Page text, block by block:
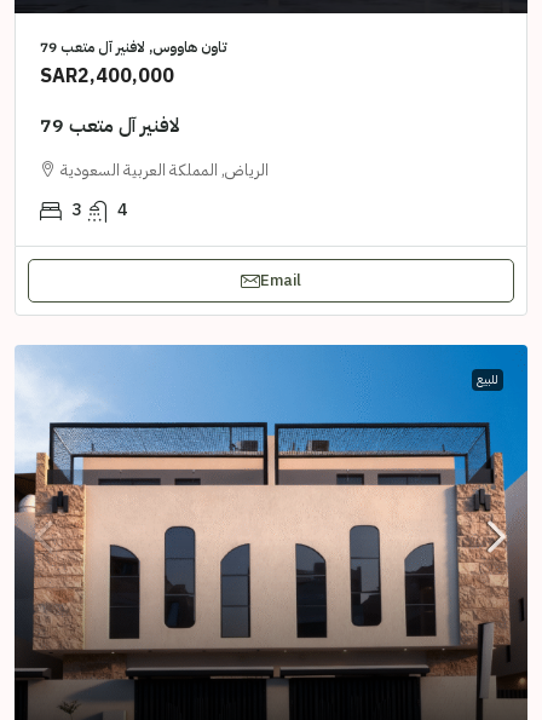
تاون هاووس, لافنير آل متعب 79
SAR2,400,000
لافنير آل متعب 79
الرياض, المملكة العربية السعودية
3 4
Email
للبيع